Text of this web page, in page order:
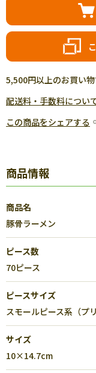
5,500円以上のお買い
配送料・手数料につい
この商品をシェアする
商品情報
商品名
豚骨ラーメン
ピース数
70ピース
ピースサイズ
スモールピース系（プ
サイズ
10×14.7cm